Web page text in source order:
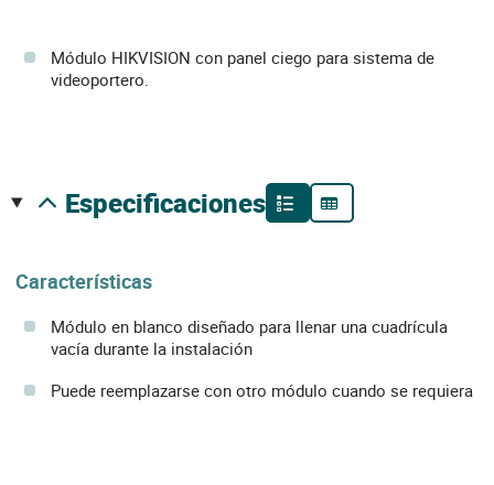
Módulo HIKVISION con panel ciego para sistema de
videoportero.
especificaciones
Características
Módulo en blanco diseñado para llenar una cuadrícula
vacía durante la instalación
Puede reemplazarse con otro módulo cuando se requiera